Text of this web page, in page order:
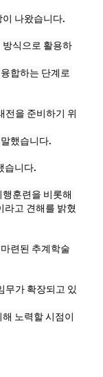
나왔습니다.
식으로 활용하
합하는 단계로
전을 준비하기 위
했습니다.
습니다.
훈련을 비롯해
라고 견해를 밝혔
련된 추계학술
무가 확장되고 있
노력할 시점이